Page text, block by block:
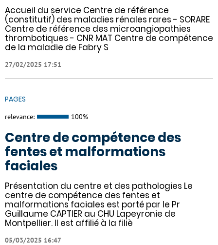
Accueil du service Centre de référence
(constitutif) des maladies rénales rares - SORARE
Centre de référence des microangiopathies
thrombotiques - CNR MAT Centre de compétence
de la maladie de Fabry S
27/02/2025 17:51
PAGES
relevance: 100%
Centre de compétence des
fentes et malformations
faciales
Présentation du centre et des pathologies Le
centre de compétence des fentes et
malformations faciales est porté par le Pr
Guillaume CAPTIER au CHU Lapeyronie de
Montpellier. Il est affilié à la filiè
05/03/2025 16:47